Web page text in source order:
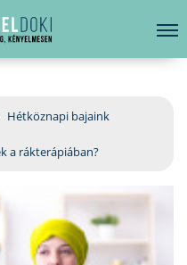
Hétköznapi bajaink
a rákterápiában?